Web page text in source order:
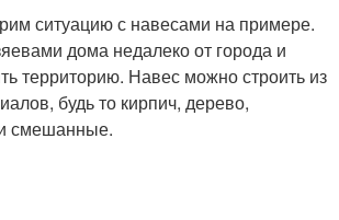
ситуацию с навесами на примере.
дома недалеко от города и
территорию. Навес можно строить из
будь то кирпич, дерево,
смешанные.